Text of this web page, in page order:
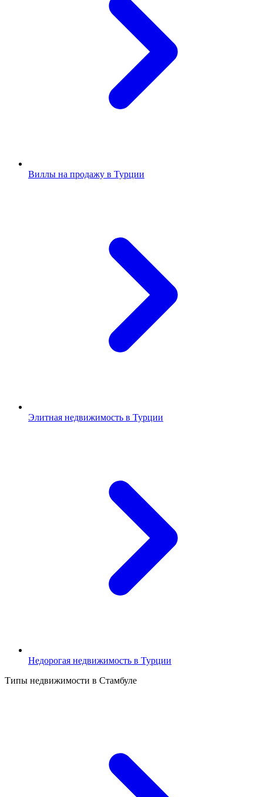
Виллы на продажу в Турции
Элитная недвижимость в Турции
Недорогая недвижимость в Турции
Типы недвижимости в Стамбуле